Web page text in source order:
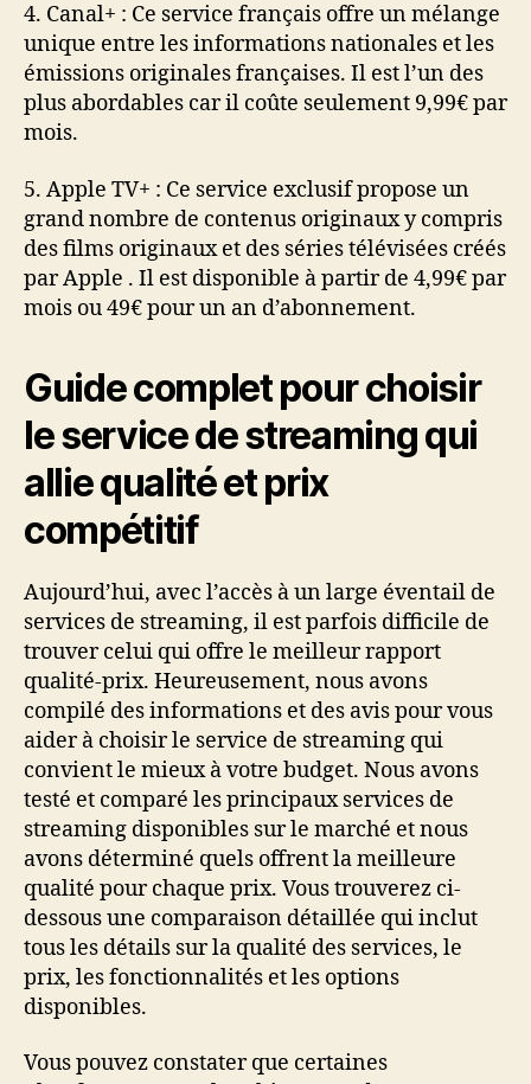
4. Canal+ : Ce service français offre un mélange
unique entre les informations nationales et les
émissions originales françaises. Il est l’un des
plus abordables car il coûte seulement 9,99€ par
mois.
5. Apple TV+ : Ce service exclusif propose un
grand nombre de contenus originaux y compris
des films originaux et des séries télévisées créés
par Apple . Il est disponible à partir de 4,99€ par
mois ou 49€ pour un an d’abonnement.
Guide complet pour choisir
le service de streaming qui
allie qualité et prix
compétitif
Aujourd’hui, avec l’accès à un large éventail de
services de streaming, il est parfois difficile de
trouver celui qui offre le meilleur rapport
qualité-prix. Heureusement, nous avons
compilé des informations et des avis pour vous
aider à choisir le service de streaming qui
convient le mieux à votre budget. Nous avons
testé et comparé les principaux services de
streaming disponibles sur le marché et nous
avons déterminé quels offrent la meilleure
qualité pour chaque prix. Vous trouverez ci-
dessous une comparaison détaillée qui inclut
tous les détails sur la qualité des services, le
prix, les fonctionnalités et les options
disponibles.
Vous pouvez constater que certaines